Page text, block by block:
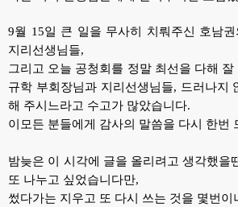
9월 15일 큰 일을 무사히 치뤄주신 호남
지리선생님들,
그리고 오늘 공청회를 정말 최선을 다해 잘
규학 부회장님과 지리선생님들, 드러나지
해 주시느라고 수고가 많았습니다.
이모든 분들에게 감사의 말씀을 다시 한번
밤늦은 이 시각에 글을 올리려고 생각했을
또 나누고 싶었습니다만,
썼다가는 지우고 또 다시 쓰는 것을 몇번이